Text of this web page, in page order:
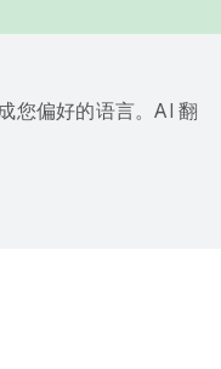
您偏好的语言。AI 翻